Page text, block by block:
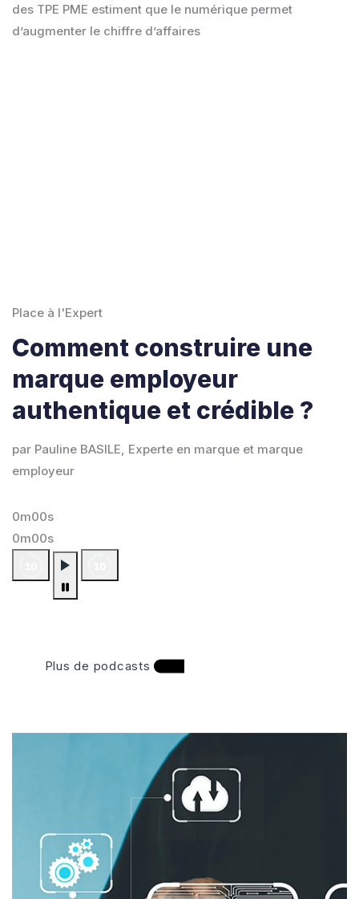
des TPE PME estiment que le numérique permet
d’augmenter le chiffre d’affaires
Place à l'Expert
Comment construire une
marque employeur
authentique et crédible ?
par Pauline BASILE, Experte en marque et marque
employeur
0m00s
0m00s
Plus de podcasts